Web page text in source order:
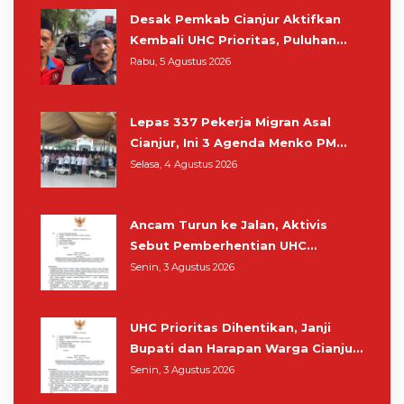
Desak Pemkab Cianjur Aktifkan
Kembali UHC Prioritas, Puluhan
Warga Unjuk Rasa di Pendopo
Rabu, 5 Agustus 2026
Lepas 337 Pekerja Migran Asal
Cianjur, Ini 3 Agenda Menko PM
Muhaimin di Kota Santri
Selasa, 4 Agustus 2026
Ancam Turun ke Jalan, Aktivis
Sebut Pemberhentian UHC
Prioritas Rampas Hak Hidup
Senin, 3 Agustus 2026
UHC Prioritas Dihentikan, Janji
Bupati dan Harapan Warga Cianjur
Berobat Gratis Cukup Tunjukkan
Senin, 3 Agustus 2026